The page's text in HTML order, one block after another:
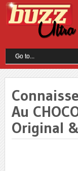
Au
Original